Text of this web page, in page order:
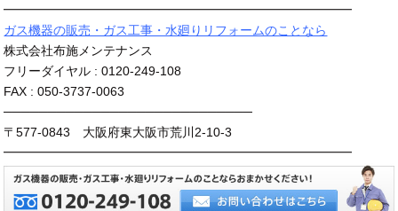
━━━━━━━━━━━━━━━━━━━━━━━━━━━━
ガス機器の販売・ガス工事・水廻りリフォームのことなら
株式会社布施メンテナンス
フリーダイヤル : 0120-249-108
FAX : 050-3737-0063
────────────────────────────
〒577-0843 大阪府東大阪市荒川2-10-3
━━━━━━━━━━━━━━━━━━━━━━━━━━━━